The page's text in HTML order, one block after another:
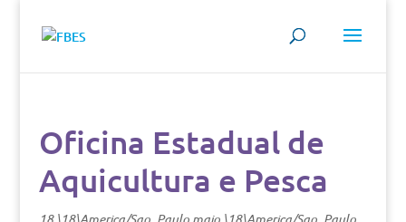
Oficina Estadual de
Aquicultura e Pesca